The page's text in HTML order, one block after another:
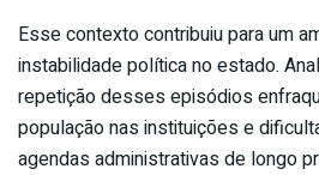
Esse contexto contribuiu para um
instabilidade política no estado.
repetição desses episódios
população nas instituições e
agendas administrativas de longo